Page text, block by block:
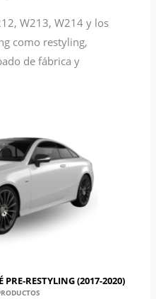
W213, W214 y los
como restyling,
de fábrica y
PRE-RESTYLING (2017-2020)